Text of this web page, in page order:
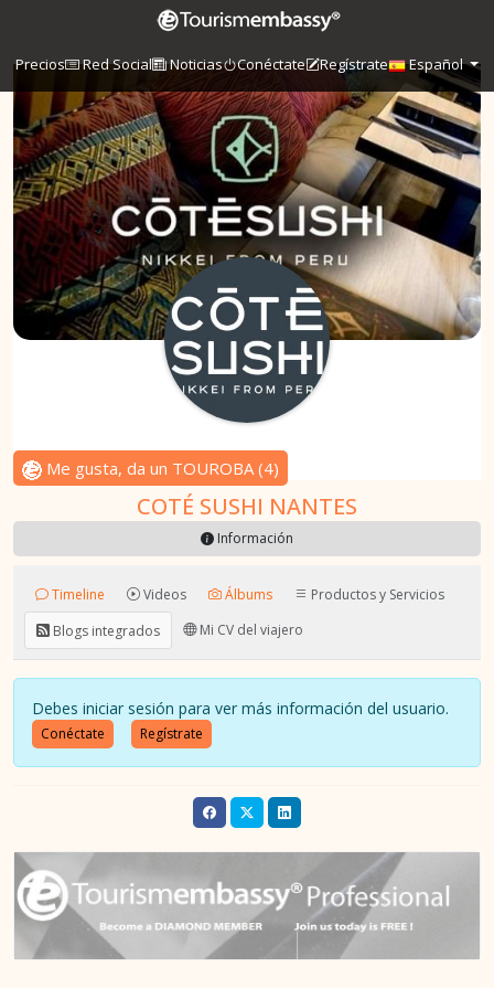
Precios Red Social Noticias Conéctate Regístrate Español
Me gusta, da un TOUROBA(4)
COTÉ SUSHI NANTES
Información
Timeline Videos Álbums
Productos y Servicios
Blogs integrados
Mi CV del viajero
Debes iniciar sesión para ver más información del usuario.
Conéctate Regístrate